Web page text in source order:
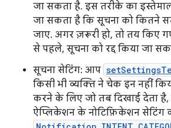
जा सकता है. इस तरीके का
जा सकता है कि सूचना को कितने
जाए. अगर ज़रूरी हो, तो तय किए
से पहले, सूचना को रद्द किया जा
सूचना सेटिंग: आप
किसी भी व्यक्ति ने चेक इन नहीं
करने के लिए जो तब दिखाई देता
ऐप्लिकेशन के नोटिफ़िकेशन सेटिंग